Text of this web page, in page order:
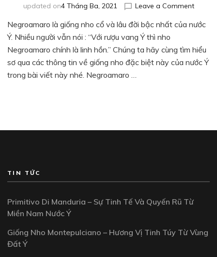
updated on4 Tháng Ba, 2021 Leave a Commenton
tin
bản
giống
Negroamaro là giống nho cổ và lâu đời bậc nhất của nước
Ý. Nhiều người vẫn nói : “Với rượu vang Ý thì nho
Negroamaro chính là linh hồn.” Chúng ta hãy cùng tìm hiểu
sơ qua các thông tin về giống nho đặc biệt này của nước Ý
trong bài viết này nhé. Negroamaro …
TIN TỨC
Primitivo Di Manduria – Sự Tinh Tế Và Quyến Rũ Từ
Miền Nam Nước Ý
Giống Nho Montepulciano – Hương Vị Tinh Túy Từ Vùng
Đất Ý